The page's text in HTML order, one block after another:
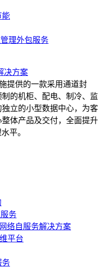
能
理外包服务
决方案
提供的一款采用通道封
的机柜、配电、制冷、监
立的小型数据中心，为客
整体产品及交付，全面提升
平。
务
络自服务解决方案
平台
务